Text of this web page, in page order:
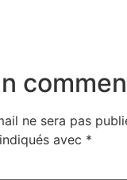
ne sera pas
avec *